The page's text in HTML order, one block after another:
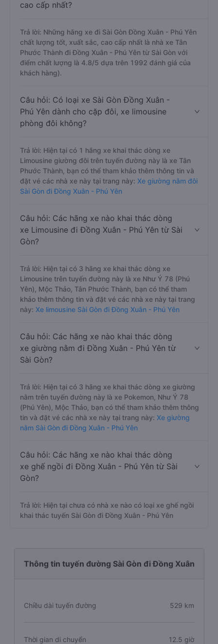
cao cấp nhất?
Trả lời: Những hãng xe đi Sài Gòn Đồng Xuân - Phú Yên
chất lượng tốt, xuất sắc, cao cấp nhất là nhà xe Tân
Phước Thành đi Đồng Xuân - Phú Yên từ Sài Gòn với
điểm chất lượng là 4.8/5 dựa trên 1992 đánh giá của
khách hàng).
Câu hỏi: Có loại xe Sài Gòn Đồng Xuân -
Phú Yên dành cho cặp đôi, xe limousine
phòng đôi không?
Trả lời: Hiện tại có 1 hãng xe khai thác dòng xe
Limousine giường đôi trên tuyến đường này là xe Tân
Phước Thành, bạn có thể tham khảo thêm thông tin và
đặt vé các nhà xe này tại trang này: Xe giường nằm đôi
Sài Gòn đi Đồng Xuân - Phú Yên
Câu hỏi: Các hãng xe nào khai thác dòng
xe Limousine đi Đồng Xuân - Phú Yên từ Sài
Gòn?
Trả lời: Hiện tại có 3 hãng xe khai thác dòng xe
Limousine trên tuyến đường này là xe Như Ý 78 (Phú
Yên), Mộc Thảo, Tân Phước Thành, bạn có thể tham
khảo thêm thông tin và đặt vé các nhà xe này tại trang
này: Xe limousine Sài Gòn đi Đồng Xuân - Phú Yên
Câu hỏi: Các hãng xe nào khai thác dòng
xe giường nằm đi Đồng Xuân - Phú Yên từ
Sài Gòn?
Trả lời: Hiện tại có 3 hãng xe khai thác dòng xe giường
nằm trên tuyến đường này là xe Pokemon, Như Ý 78
(Phú Yên), Mộc Thảo, bạn có thể tham khảo thêm thông
tin và đặt vé các nhà xe này tại trang này: Xe giường
nằm Sài Gòn đi Đồng Xuân - Phú Yên
Câu hỏi: Các hãng xe nào khai thác dòng
xe ghế ngồi đi Đồng Xuân - Phú Yên từ Sài
Gòn?
Trả lời: Hiện tại chưa có nhà xe nào có loại xe ghế ngồi
khai thác tuyến Sài Gòn đi Đồng Xuân - Phú Yên
Thông tin tuyến đường Sài Gòn đi Đồng Xuân
Chiều dài tuyến đường 529 km
Thời gian di chuyển 12.5 giờ